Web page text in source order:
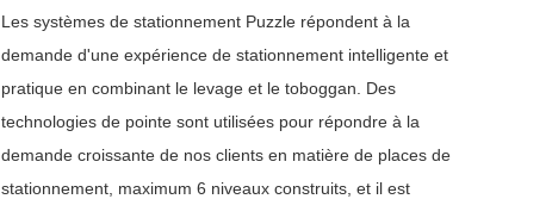
Les systèmes de stationnement Puzzle répondent à la
demande d'une expérience de stationnement intelligente et
pratique en combinant le levage et le toboggan. Des
technologies de pointe sont utilisées pour répondre à la
demande croissante de nos clients en matière de places de
stationnement, maximum 6 niveaux construits, et il est